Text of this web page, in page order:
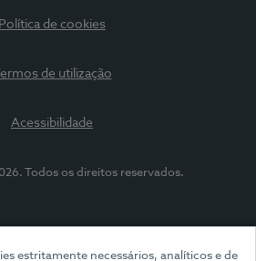
estritamente necessários, analíticos e de
Política de cookies
de utilização
Acessibilidade
Todos os direitos reservados.